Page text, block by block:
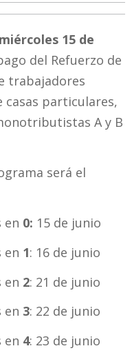
miércoles 15 de
del Refuerzo de
trabajadores
casas particulares,
A y B
será el
0: 15 de junio
1: 16 de junio
2: 21 de junio
3: 22 de junio
4: 23 de junio